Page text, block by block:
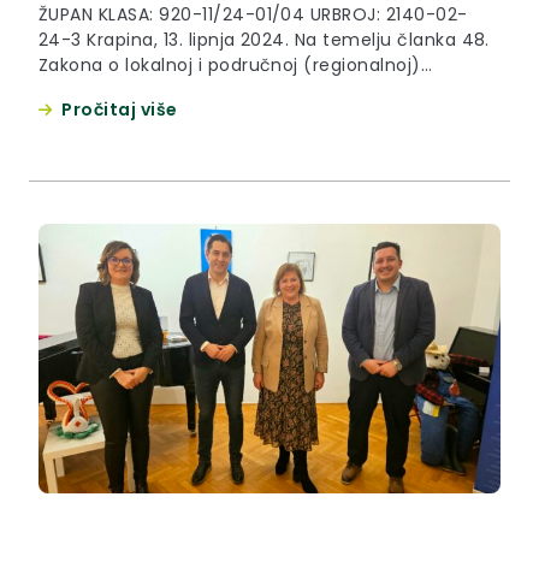
ŽUPAN KLASA: 920-11/24-01/04 URBROJ: 2140-02-
24-3 Krapina, 13. lipnja 2024. Na temelju članka 48.
Zakona o lokalnoj i područnoj (regionalnoj)
129/05., 109/07., 125/08., 150/11., 144/12.,19/13., 137/15.,
Pročitaj više